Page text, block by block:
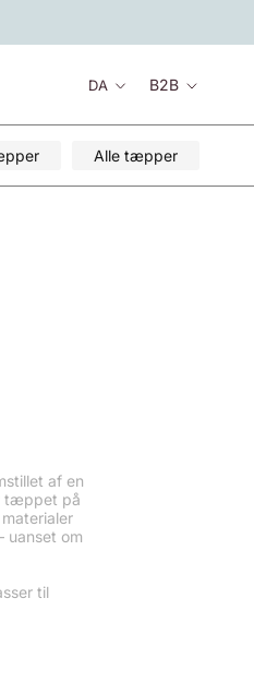
Sprog
DA B2B
Alle tæpper
af en
tæppet på
uanset om
til